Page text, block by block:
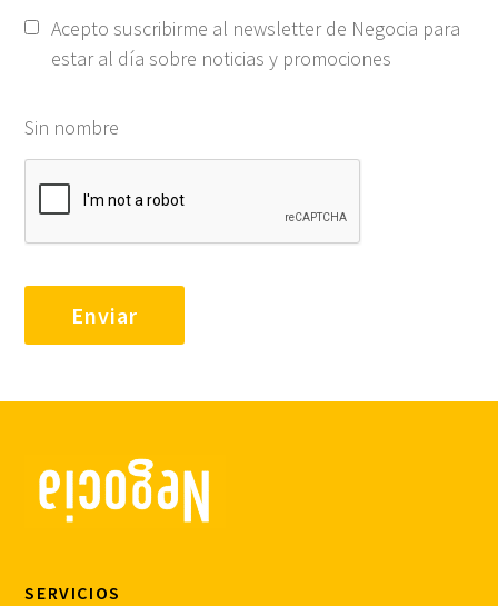
Acepto suscribirme al newsletter de Negocia para
estar al día sobre noticias y promociones
Sin nombre
SERVICIOS